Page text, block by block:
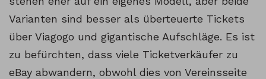
Varianten sind besser als überteuerte Tickets
über Viagogo und gigantische Aufschläge. Es ist
zu befürchten, dass viele Ticketverkäufer zu
eBay abwandern, obwohl dies von Vereinsseite